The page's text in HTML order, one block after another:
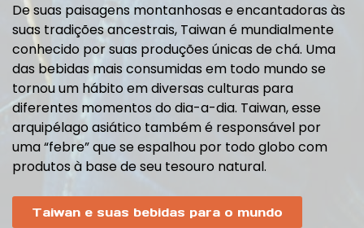
De suas paisagens montanhosas e encantadoras às
suas tradições ancestrais, Taiwan é mundialmente
conhecido por suas produções únicas de chá. Uma
das bebidas mais consumidas em todo mundo se
tornou um hábito em diversas culturas para
diferentes momentos do dia-a-dia. Taiwan, esse
arquipélago asiático também é responsável por
uma “febre” que se espalhou por todo globo com
produtos à base de seu tesouro natural.
Taiwan e suas bebidas para o mundo